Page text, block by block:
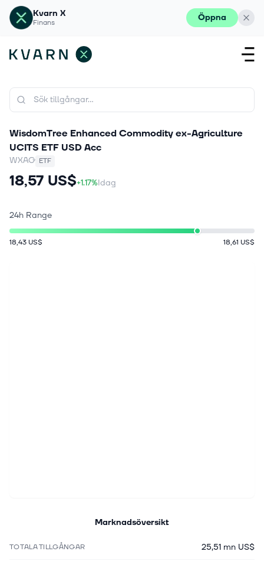
Kvarn X
Finans Öppna
WisdomTree Enhanced Commodity ex-Agriculture
UCITS ETF USD Acc
WXAG ETF
18,57 US$+1.17%Idag
24h Range
18,43 US$ 18,61 US$
Marknadsöversikt
TOTALA TILLGÅNGAR 25,51 mn US$